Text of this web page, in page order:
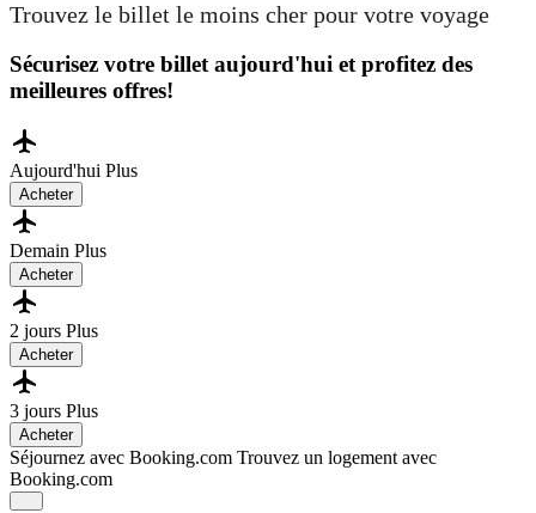
Trouvez le billet le moins cher pour votre voyage
Sécurisez votre billet aujourd'hui et profitez des
meilleures offres!
Aujourd'hui Plus
Acheter
Demain Plus
Acheter
2 jours Plus
Acheter
3 jours Plus
Acheter
Séjournez avec Booking.com Trouvez un logement avec
Booking.com